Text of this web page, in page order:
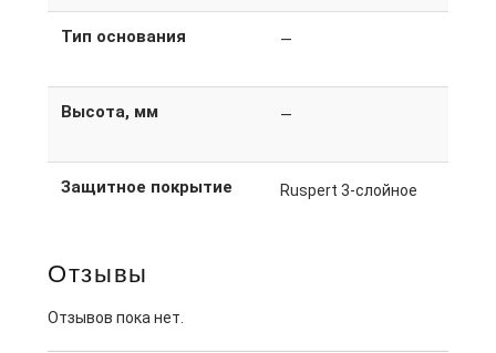
Тип основания —
Высота, мм —
Защитное покрытие Ruspert 3-слойное
Отзывы
Отзывов пока нет.